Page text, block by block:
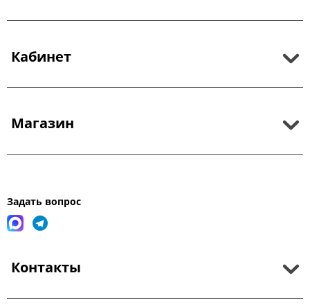
Кабинет
Магазин
Задать вопрос
Контакты